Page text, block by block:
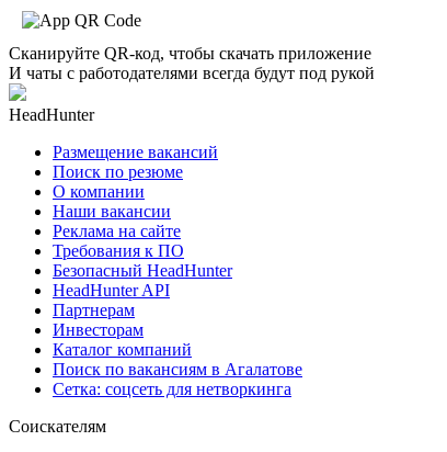
Сканируйте QR-код, чтобы скачать приложение
И чаты с работодателями всегда будут под рукой
HeadHunter
Размещение вакансий
Поиск по резюме
О компании
Наши вакансии
Реклама на сайте
Требования к ПО
Безопасный HeadHunter
HeadHunter API
Партнерам
Инвесторам
Каталог компаний
Поиск по вакансиям в Агалатове
Сетка: соцсеть для нетворкинга
Соискателям